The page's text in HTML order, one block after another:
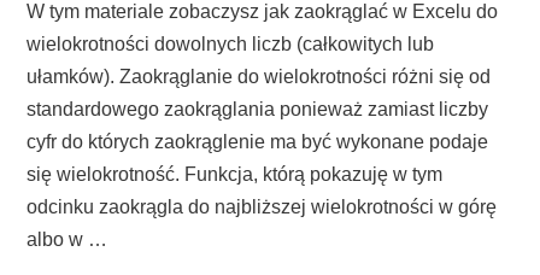
W tym materiale zobaczysz jak zaokrąglać w Excelu do
wielokrotności dowolnych liczb (całkowitych lub
ułamków). Zaokrąglanie do wielokrotności różni się od
standardowego zaokrąglania ponieważ zamiast liczby
cyfr do których zaokrąglenie ma być wykonane podaje
się wielokrotność. Funkcja, którą pokazuję w tym
odcinku zaokrągla do najbliższej wielokrotności w górę
albo w …